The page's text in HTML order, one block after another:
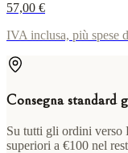
57,00 €
IVA inclusa, più spese
Consegna standard
Su tutti gli ordini verso
superiori a €100 nel